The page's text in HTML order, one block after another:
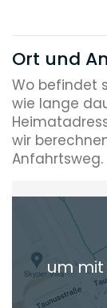
Ort und
Wo befindet
wie lange
wir
Anfahrtsweg.
+ Aktuellen
Die
um mit